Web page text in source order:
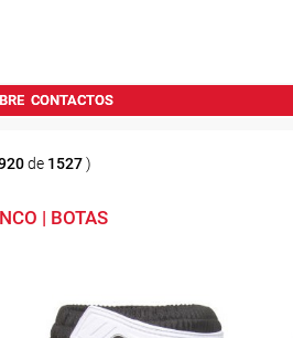
CONTACTOS
de 1527)
| BOTAS